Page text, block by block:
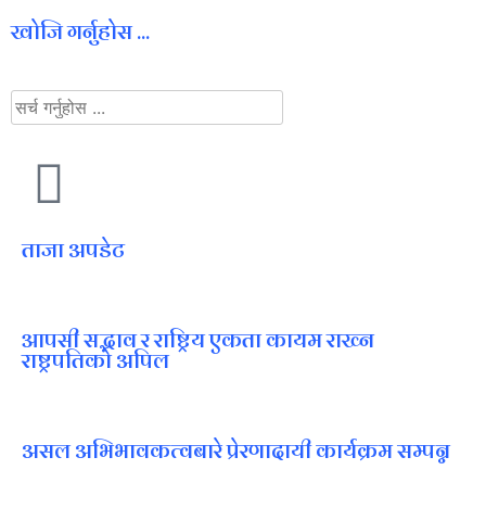
खोजि गर्नुहोस ...
ताजा अपडेट
आपसी सद्भाव र राष्ट्रिय एकता कायम राख्न
राष्ट्रपतिको अपिल
असल अभिभावकत्वबारे प्रेरणादायी कार्यक्रम सम्पन्न